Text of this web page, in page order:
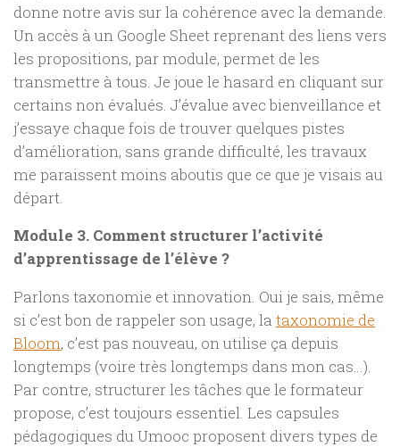
donne notre avis sur la cohérence avec la demande.
Un accès à un Google Sheet reprenant des liens vers
les propositions, par module, permet de les
transmettre à tous. Je joue le hasard en cliquant sur
certains non évalués. J’évalue avec bienveillance et
j’essaye chaque fois de trouver quelques pistes
d’amélioration, sans grande difficulté, les travaux
me paraissent moins aboutis que ce que je visais au
départ.
Module 3. Comment structurer l’activité
d’apprentissage de l’élève ?
Parlons taxonomie et innovation. Oui je sais, même
si c’est bon de rappeler son usage, la taxonomie de
Bloom, c’est pas nouveau, on utilise ça depuis
longtemps (voire très longtemps dans mon cas…).
Par contre, structurer les tâches que le formateur
propose, c’est toujours essentiel. Les capsules
pédagogiques du Umooc proposent divers types de